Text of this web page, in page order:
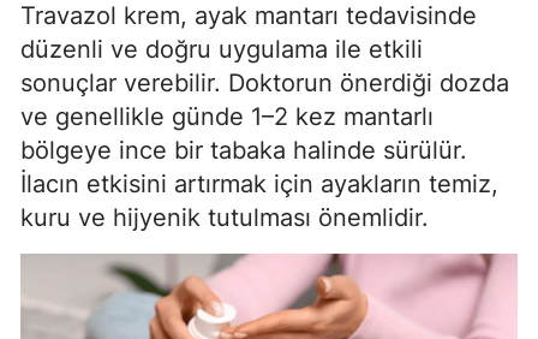
Travazol krem, ayak mantarı tedavisinde
düzenli ve doğru uygulama ile etkili
sonuçlar verebilir. Doktorun önerdiği dozda
ve genellikle günde 1–2 kez mantarlı
bölgeye ince bir tabaka halinde sürülür.
İlacın etkisini artırmak için ayakların temiz,
kuru ve hijyenik tutulması önemlidir.